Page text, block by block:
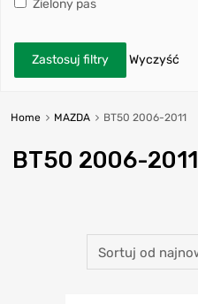
Zielony pas
Zastosuj filtry Wyczyść
Home MAZDA BT50 2006-2011
BT50 2006-2011